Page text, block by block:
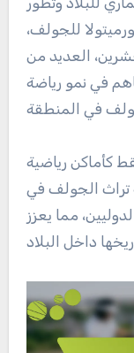
للجولف،
العديد من
في نمو رياضة
كأماكن رياضية
تراث الجولف في
مما يعزز